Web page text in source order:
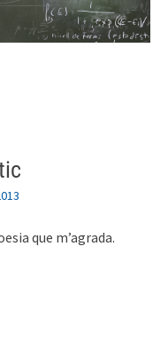
que m’agrada.